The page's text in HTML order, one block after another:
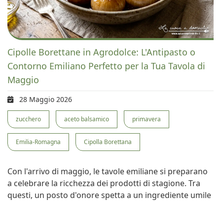
Cipolle Borettane in Agrodolce: L'Antipasto o
Contorno Emiliano Perfetto per la Tua Tavola di
Maggio
28 Maggio 2026
zucchero aceto balsamico primavera
Emilia-Romagna Cipolla Borettana
Con l'arrivo di maggio, le tavole emiliane si preparano
a celebrare la ricchezza dei prodotti di stagione. Tra
questi, un posto d'onore spetta a un ingrediente umile